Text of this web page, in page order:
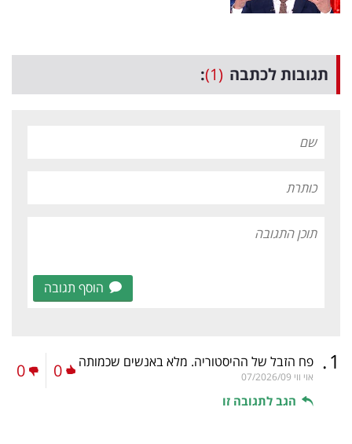
תגובות לכתבה (1)
:
הוסף תגובה
1
. פח הזבל של ההיסטוריה. מלא באנשים שכמותה
אוי ווי 07/2026/09
הגב לתגובה זו
0
0